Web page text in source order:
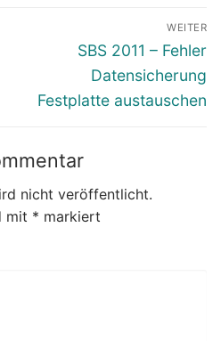
WEITER
Nächster
Beitrag:
SBS 2011 – Fehler
Datensicherung
Festplatte austauschen
nicht veröffentlicht.
mit * markiert